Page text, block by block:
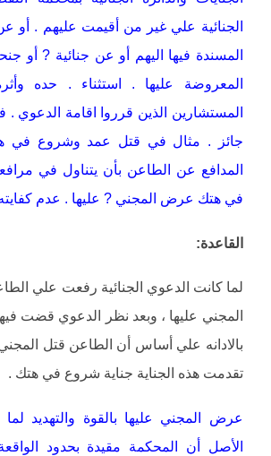
الجنائية علي غير من أقيمت عليهم . أو
المسندة فيها اليهم أو عن جنائية ? أو
المعروضة عليها . استثناء . حده
المستشارين الذين قرروا اقامة الدعوي .
جائز . مثال في قتل عمد وشروع في
المدافع عن الطاعن بأن يتناول في
في هتك عرض المجني ? عليها . عدم
القاعدة:
لما كانت الدعوي الجنائية رفعت علي
المجني عليها ، وبعد نظر الدعوي قضت
بالادانه علي أساس أن الطاعن قتل المجني
تقدمت هذه الجناية جناية شروع في هتك .
عرض المجني عليها بالقوة والتهديد
الأصل أن المحكمة مقيدة بحدود